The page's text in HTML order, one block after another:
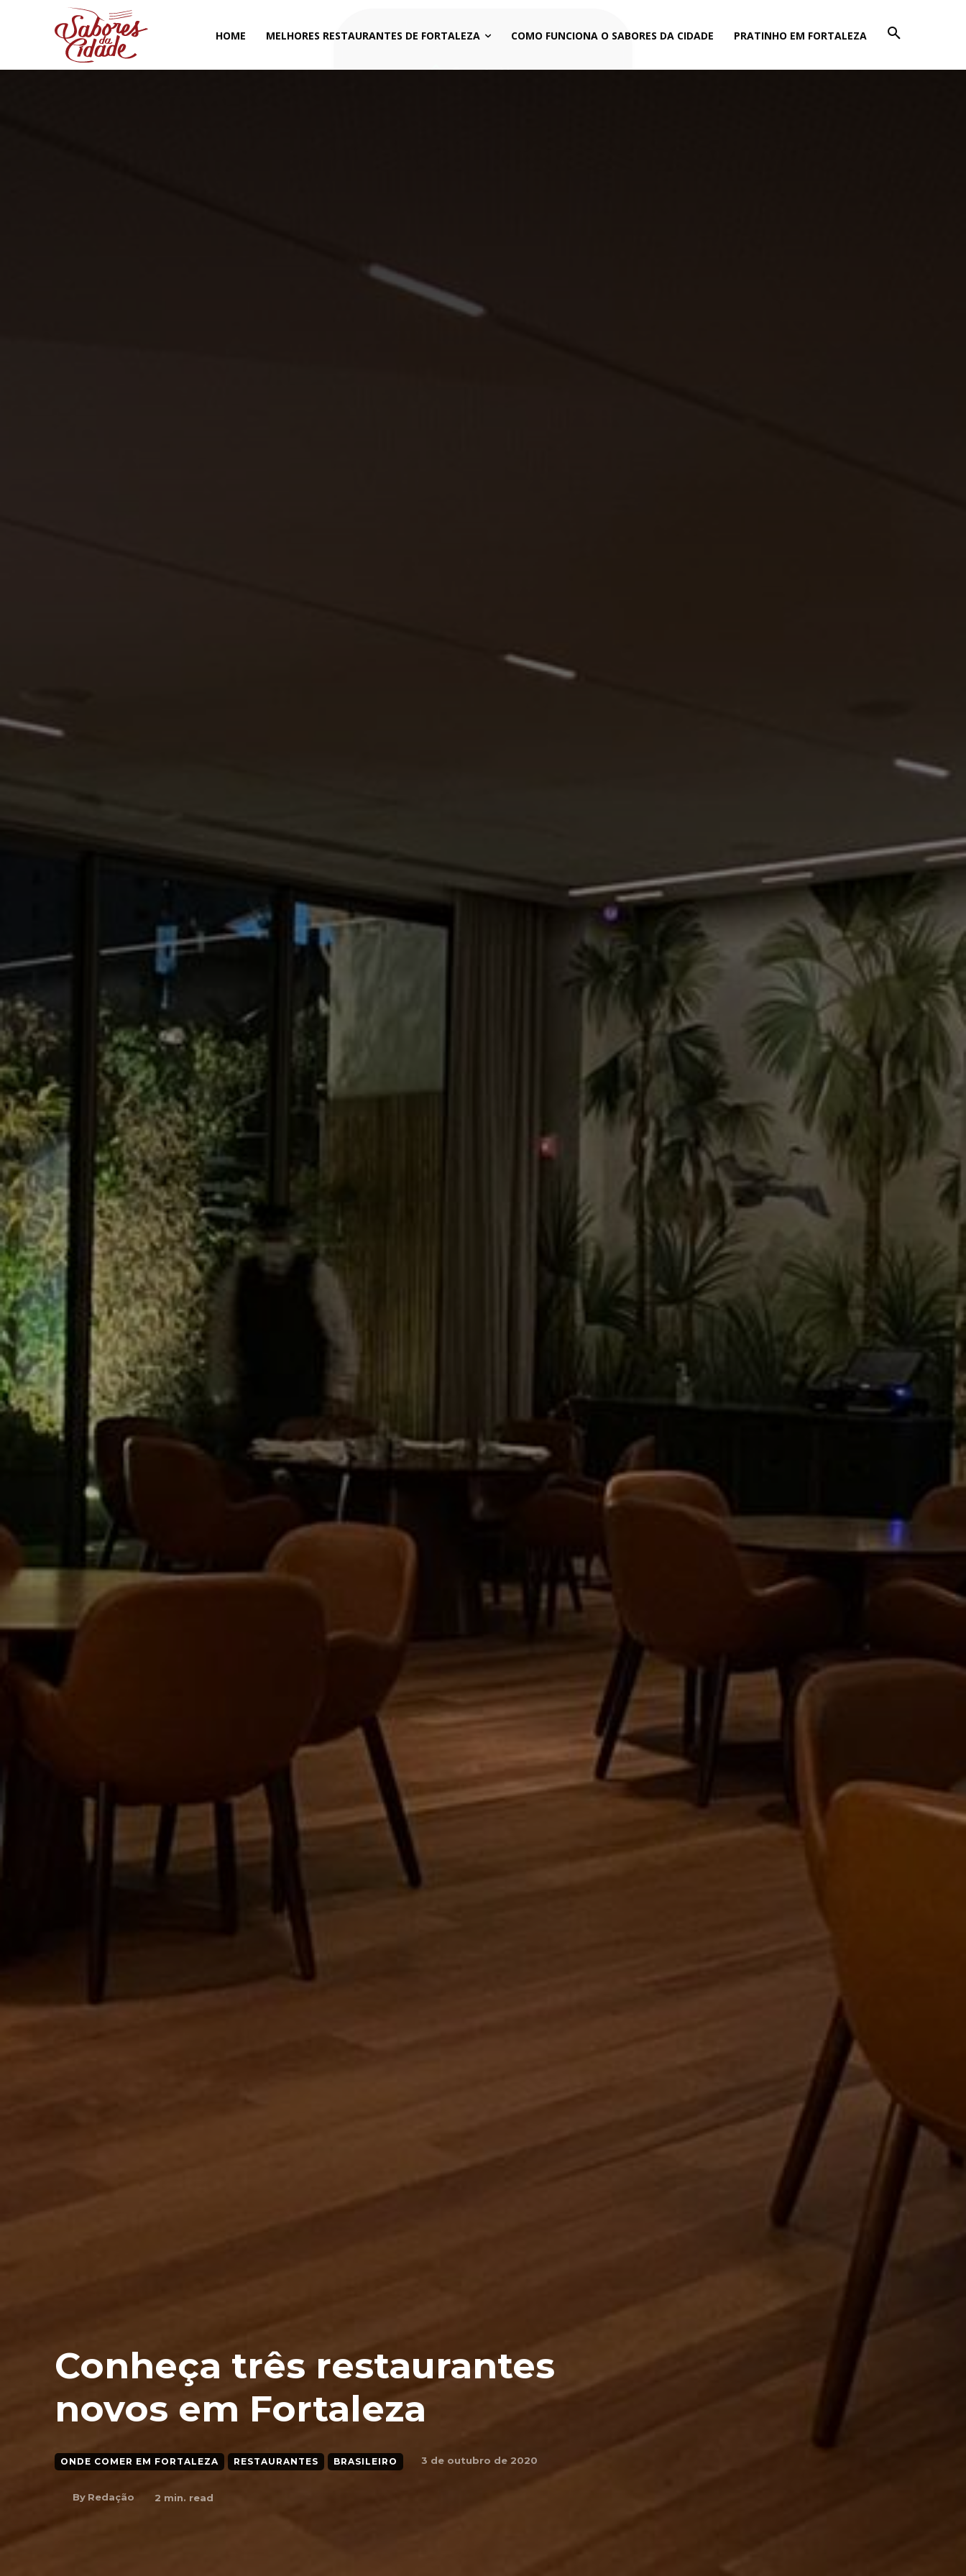
HOME MELHORES RESTAURANTES DE FORTALEZA COMO FUNCIONA O SABORES DA CIDADE PRATINHO EM FORTALEZA
Conheça três restaurantes
novos em Fortaleza
ONDE COMER EM FORTALEZA RESTAURANTES BRASILEIRO 3 de outubro de 2020
By Redação 2 min. read